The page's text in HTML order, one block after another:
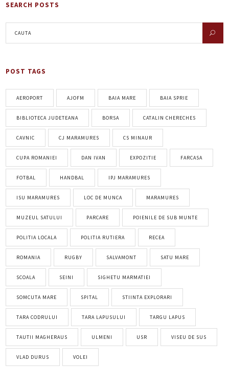
SEARCH POSTS
POST TAGS
AEROPORT AJOFM BAIA MARE BAIA SPRIE
BIBLIOTECA JUDETEANA BORSA CATALIN CHERECHES
CAVNIC CJ MARAMURES CS MINAUR
CUPA ROMANIEI DAN IVAN EXPOZITIE FARCASA
FOTBAL HANDBAL IPJ MARAMURES
ISU MARAMURES LOC DE MUNCA MARAMURES
MUZEUL SATULUI PARCARE POIENILE DE SUB MUNTE
POLITIA LOCALA POLITIA RUTIERA RECEA
ROMANIA RUGBY SALVAMONT SATU MARE
SCOALA SEINI SIGHETU MARMATIEI
SOMCUTA MARE SPITAL STIINTA EXPLORARI
TARA CODRULUI TARA LAPUSULUI TARGU LAPUS
TAUTII MAGHERAUS ULMENI USR VISEU DE SUS
VLAD DURUS VOLEI